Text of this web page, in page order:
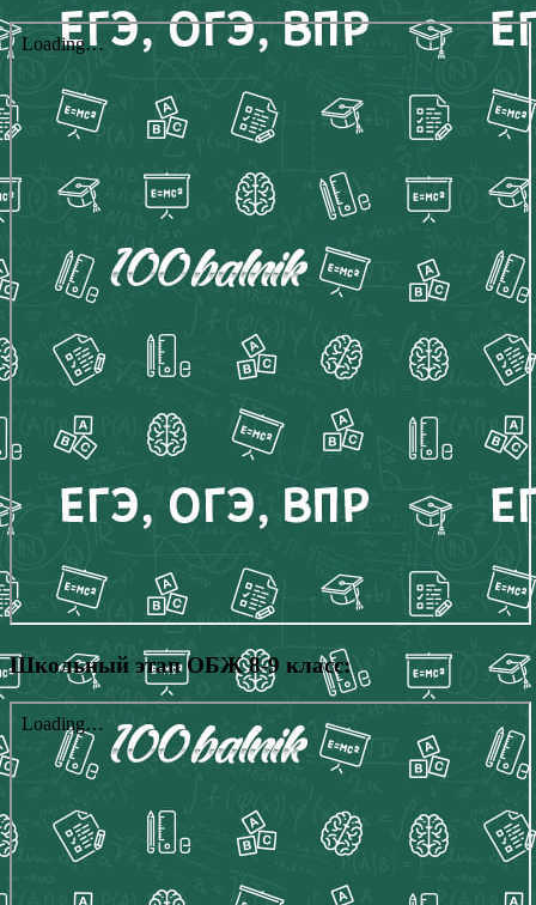
Школьный этап ОБЖ 8-9 класс: